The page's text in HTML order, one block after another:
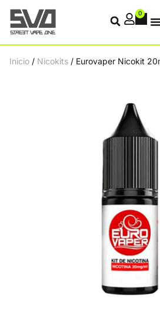
0
Inicio / Nicokits / Eurovaper Nicokit